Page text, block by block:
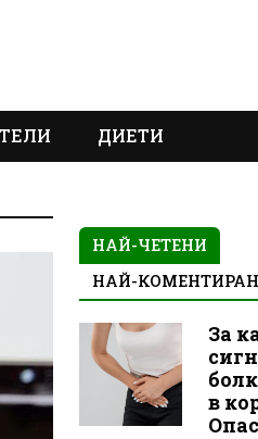
ДИЕТИ
НАЙ-ЧЕТЕНИ
НАЙ-
За
в